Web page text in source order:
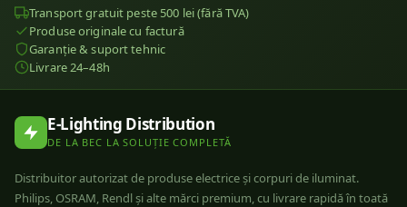
Transport gratuit peste 500 lei (fără TVA)
Produse originale cu factură
Garanție & suport tehnic
Livrare 24–48h
E-Lighting Distribution
DE LA BEC LA SOLUȚIE COMPLETĂ
Distribuitor autorizat de produse electrice și corpuri de iluminat.
Philips, OSRAM, Rendl și alte mărci premium, cu livrare rapidă în toată